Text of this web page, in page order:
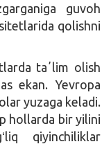
guvoh
qolishni
taʼlim olish
ekan. Yevropa
yuzaga keladi.
hollarda bir yilini
qiyinchiliklar